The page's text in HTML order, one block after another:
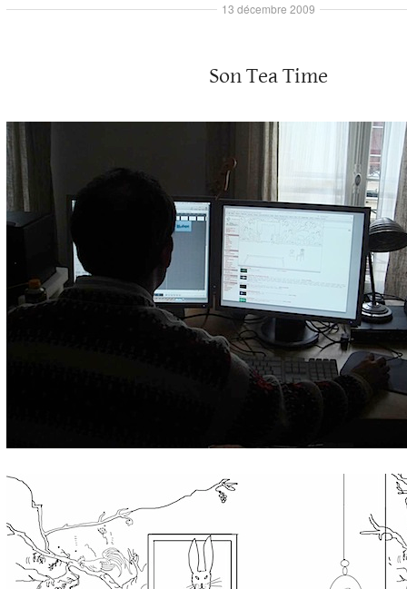
Son Tea Time
13 décembre 2009